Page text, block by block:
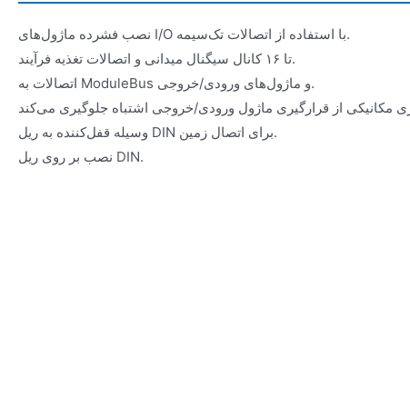
نصب فشرده ماژول‌های I/O با استفاده از اتصالات تک‌سیمه.
تا ۱۶ کانال سیگنال میدانی و اتصالات تغذیه فرآیند.
اتصالات به ModuleBus و ماژول‌های ورودی/خروجی.
وسیله قفل‌کننده به ریل DIN برای اتصال زمین.
نصب بر روی ریل DIN.